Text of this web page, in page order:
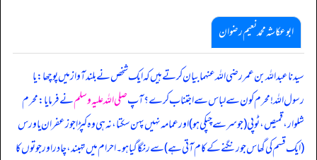
ابوعکاشہ محمد نعیم رضوان
سیدنا عبداللہ بن عمر رضی اللہ عنہما بیان کرتے ہیں کہ ایک شخص نے بلند آواز میں پوچھا: یا
رسول اللہ! محرم کون سے لباس سے اجتناب کرے؟ آپصلی اللہ علیہ وسلمنے فرمایا: محرم
شلوار، قمیص، ٹوپی (جو سر سے چپکی ہو) اور عمامہ نہیں پہن سکتا، نہ ہی وہ کپڑا جو زعفران یا ورس
(ایک قسم کی گھاس جو رنگنے کے کام آتی ہے) سے رنگا گیا ہو۔ احرام میں تہبند، چادر اور جوتوں کا